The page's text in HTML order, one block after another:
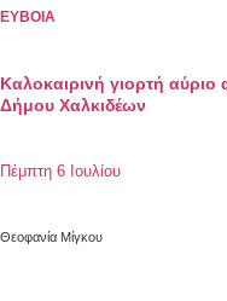
ΕΥΒΟΙΑ
Καλοκαιρινή γιορτή
Δήμου Χαλκιδέων
Πέμπτη 6 Ιουλίου
Θεοφανία Μίγκου